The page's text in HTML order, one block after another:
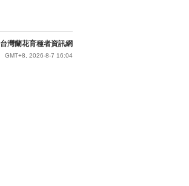
台灣蘭花育種者資訊網
GMT+8, 2026-8-7 16:04